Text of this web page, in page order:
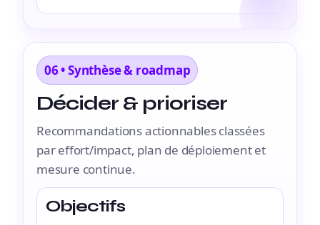
06 • Synthèse & roadmap
Décider & prioriser
Recommandations actionnables classées
par effort/impact, plan de déploiement et
mesure continue.
Objectifs